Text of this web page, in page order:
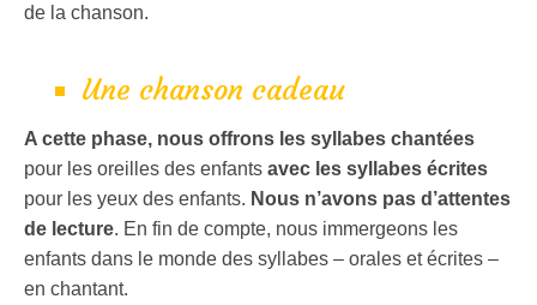
de la chanson.
Une chanson cadeau
A cette phase, nous offrons les syllabes chantées
pour les oreilles des enfants avec les syllabes écrites
pour les yeux des enfants. Nous n’avons pas d’attentes
de lecture. En fin de compte, nous immergeons les
enfants dans le monde des syllabes – orales et écrites –
en chantant.